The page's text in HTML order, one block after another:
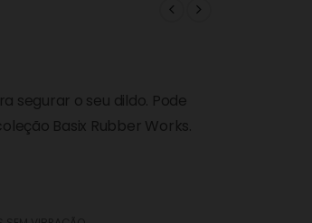
segurar o seu dildo. Pode
Basix Rubber Works.